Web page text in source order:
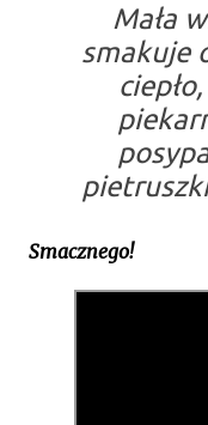
Mała
smakuje
Smacznego!